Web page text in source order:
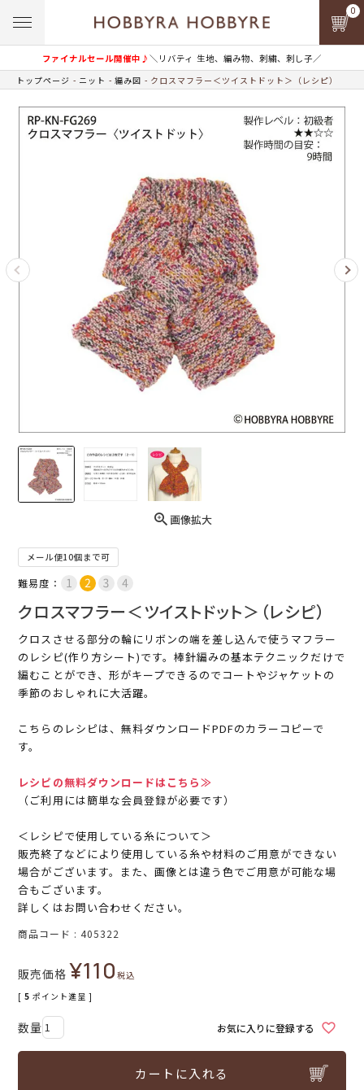
ファイナルセール開催中♪＼リバティ 生地、編み物、刺繍、刺し子／
0
トップページ ニット 編み図 クロスマフラー＜ツイストドット＞（レシピ）
画像拡大
メール便10個まで可
難易度：
クロスマフラー＜ツイストドット＞（レシピ）
クロスさせる部分の輪にリボンの端を差し込んで使うマフラー
のレシピ(作り方シート)です。棒針編みの基本テクニックだけで
編むことができ、形がキープできるのでコートやジャケットの
季節のおしゃれに大活躍。
こちらのレシピは、無料ダウンロードPDFのカラーコピーで
す。
レシピの無料ダウンロードはこちら≫
（ご利用には簡単な会員登録が必要です）
＜レシピで使用している糸について＞
販売終了などにより使用している糸や材料のご用意ができない
場合がございます。また、画像とは違う色でご用意が可能な場
合もございます。
詳しくはお問い合わせください。
商品コード 405322
販売価格 ¥110税込
[ 5 ポイント進呈 ]
お気に入りに登録する
カートに入れる